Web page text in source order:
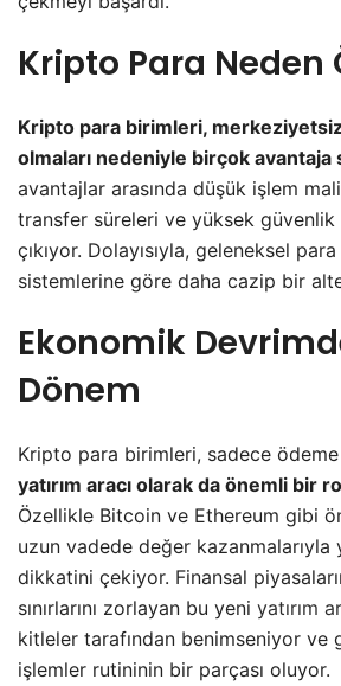
Kripto Para Neden
Kripto para birimleri,
olmaları nedeniyle birçok avantaja
avantajlar arasında düşük işlem
transfer süreleri ve yüksek güvenlik
çıkıyor. Dolayısıyla, geleneksel
sistemlerine göre daha cazip bir
Ekonomik
Dönem
Kripto para birimleri, sadece
yatırım aracı olarak da önemli bir
Özellikle Bitcoin ve Ethereum gibi
uzun vadede değer kazanmalarıyla
dikkatini çekiyor. Finansal
sınırlarını zorlayan bu yeni yatırım
kitleler tarafından benimseniyor ve
işlemler rutininin bir parçası oluyor.